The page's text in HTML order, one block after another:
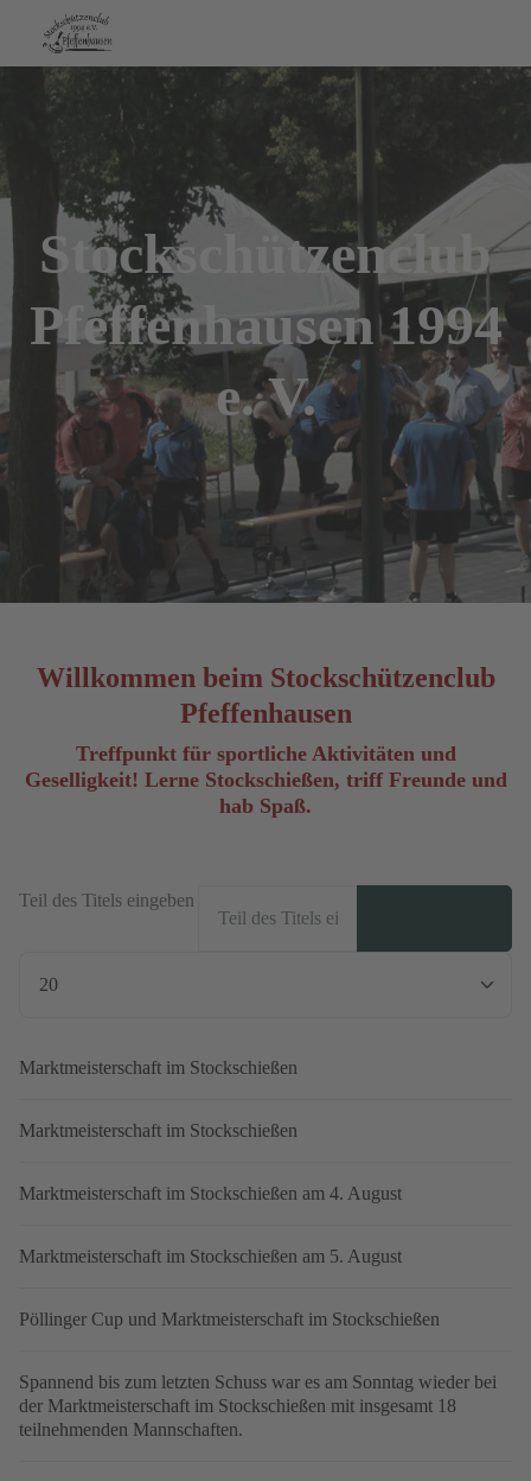
Stockschützenclub
Pfeffenhausen 1994
e. V.
Willkommen beim Stockschützenclub
Pfeffenhausen
Treffpunkt für sportliche Aktivitäten und
Geselligkeit! Lerne Stockschießen, triff Freunde und
hab Spaß.
Teil des Titels eingeben
Marktmeisterschaft im Stockschießen
Marktmeisterschaft im Stockschießen
Marktmeisterschaft im Stockschießen am 4. August
Marktmeisterschaft im Stockschießen am 5. August
Pöllinger Cup und Marktmeisterschaft im Stockschießen
Spannend bis zum letzten Schuss war es am Sonntag wieder bei
der Marktmeisterschaft im Stockschießen mit insgesamt 18
teilnehmenden Mannschaften.